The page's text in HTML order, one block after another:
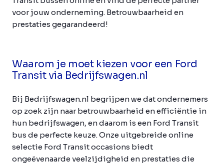
voor jouw onderneming. Betrouwbaarheid en
prestaties gegarandeerd!
Waarom je moet kiezen voor een Ford
Transit via Bedrijfswagen.nl
Bij Bedrijfswagen.nl begrijpen we dat ondernemers
op zoek zijn naar betrouwbaarheid en efficiëntie in
hun bedrijfswagen, en daarom is een Ford Transit
bus de perfecte keuze. Onze uitgebreide online
selectie Ford Transit occasions biedt
ongeëvenaarde veelzijdigheid en prestaties die